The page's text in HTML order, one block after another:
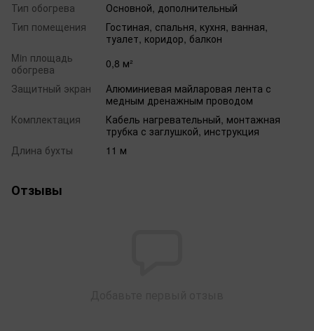
Тип обогрева
Основной, дополнительный
Тип помещения
Гостиная, спальня, кухня, ванная,
туалет, коридор, балкон
Min площадь
обогрева
0,8 м²
Защитный экран
Алюминиевая майларовая лента с
медным дренажным проводом
Комплектация
Кабель нагревательный, монтажная
трубка с заглушкой, инструкция
Длина бухты
11 м
Отзывы